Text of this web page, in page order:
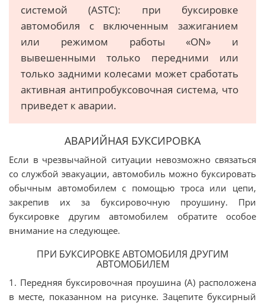
системой (ASTC): при буксировке
автомобиля с включенным зажиганием
или режимом работы «ON» и
вывешенными только передними или
только задними колесами может сработать
активная антипробуксовочная система, что
приведет к аварии.
АВАРИЙНАЯ БУКСИРОВКА
Если в чрезвычайной ситуации невозможно связаться
со службой эвакуации, автомобиль можно буксировать
обычным автомобилем с помощью троса или цепи,
закрепив их за буксировочную проушину. При
буксировке другим автомобилем обратите особое
внимание на следующее.
ПРИ БУКСИРОВКЕ АВТОМОБИЛЯ ДРУГИМ
АВТОМОБИЛЕМ
1. Передняя буксировочная проушина (А) расположена
в месте, показанном на рисунке. Зацепите буксирный